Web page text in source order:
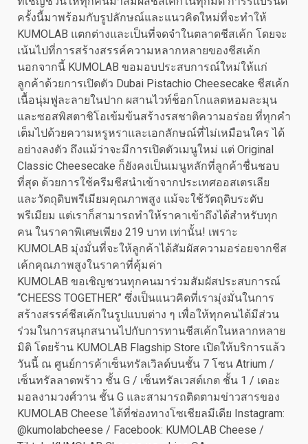
ครั้งนี้มาพร้อมกับรูปลักษณ์และแนวคิดใหม่ที่จะทำให้
KUMOLAB แตกต่างและเป็นที่จดจำในตลาดชีสเค้ก โดยจะ
เน้นไปที่การสร้างสรรค์ความหลากหลายของชีสเค้ก
นอกจากนี้ KUMOLAB ขอมอบประสบการณ์ใหม่ให้แก่
ลูกค้าด้วยการเปิดตัว Dubai Pistachio Cheesecake ชีสเค้ก
เนื้อนุ่มฟูละลายในปาก ผสานไวท์ช็อกโกแลตหอมละมุน
และซอสพิสตาชิโอเข้มข้นสร้างรสชาติความอร่อย ที่ทุกคำ
เต็มไปด้วยความหรูหราและเอกลักษณ์ที่ไม่เหมือนใคร ได้
อย่างลงตัว ถึงแม้ว่าจะมีการเปิดตัวเมนูใหม่ แต่ Original
Classic Cheesecake ก็ยังคงเป็นเมนูหลักที่ลูกค้าชื่นชอบ
ที่สุด ด้วยการใช้ครีมชีสนำเข้าจากประเทศออสเตรเลีย
และวัตถุดิบพรีเมียมคุณภาพสูง แม้จะใช้วัตถุดิบระดับ
พรีเมียม แต่เราก็สามารถทำให้ราคาเข้าถึงได้สำหรับทุก
คน ในราคาพิเศษเพียง 219 บาท เท่านั้น! เพราะ
KUMOLAB มุ่งมั่นที่จะให้ลูกค้าได้สัมผัสความอร่อยจากชีส
เค้กคุณภาพสูงในราคาที่คุ้มค่า
KUMOLAB ขอเชิญชวนทุกคนมาร่วมสัมผัสประสบการณ์
“CHEESS TOGETHER” ซึ่งเป็นแนวคิดที่เรามุ่งมั่นในการ
สร้างสรรค์ชีสเค้กในรูปแบบต่าง ๆ เพื่อให้ทุกคนได้มีส่วน
ร่วมในการสนุกสนานไปกับการทานชีสเค้กในหลากหลาย
มิติ โดยร้าน KUMOLAB Flagship Store เปิดให้บริการแล้ว
วันนี้ ณ ศูนย์การค้าเซ็นทรัลเวิลด์บนชั้น 7 โซน Atrium /
เซ็นทรัลลาดพร้าว ชั้น G / เซ็นทรัลเวสต์เกต ชั้น 1 / เดอะ
มอลงามวงศ์วาน ชั้น G และสามารถติดตามข่าวสารของ
KUMOLAB Cheese ได้ที่ช่องทางโซเชียลมีเดีย Instagram:
@kumolabcheese / Facebook: KUMOLAB Cheese /